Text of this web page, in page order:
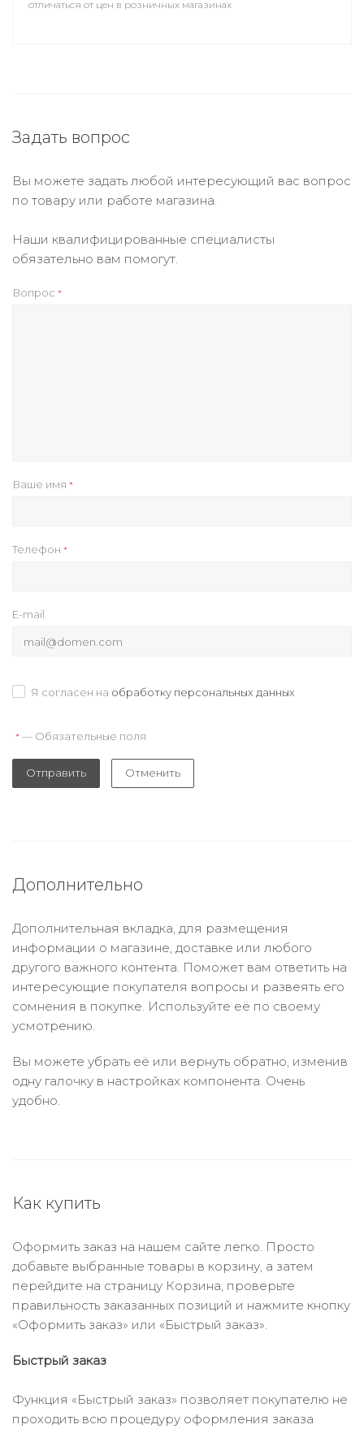
отличаться от цен в розничных магазинах
Задать вопрос
Вы можете задать любой интересующий вас вопрос
по товару или работе магазина.
Наши квалифицированные специалисты
обязательно вам помогут.
Вопрос *
Ваше имя *
Телефон *
E-mail
Я согласен на обработку персональных данных
* — Обязательные поля
Отправить Отменить
Дополнительно
Дополнительная вкладка, для размещения
информации о магазине, доставке или любого
другого важного контента. Поможет вам ответить на
интересующие покупателя вопросы и развеять его
сомнения в покупке. Используйте её по своему
усмотрению.
Вы можете убрать её или вернуть обратно, изменив
одну галочку в настройках компонента. Очень
удобно.
Как купить
Оформить заказ на нашем сайте легко. Просто
добавьте выбранные товары в корзину, а затем
перейдите на страницу Корзина, проверьте
правильность заказанных позиций и нажмите кнопку
«Оформить заказ» или «Быстрый заказ».
Быстрый заказ
Функция «Быстрый заказ» позволяет покупателю не
проходить всю процедуру оформления заказа